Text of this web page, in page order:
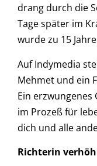
drang durch die
Tage später im
wurde zu 15
Auf Indymedia
Mehmet und ein
Ein
im Prozeß für
dich und alle
Richterin